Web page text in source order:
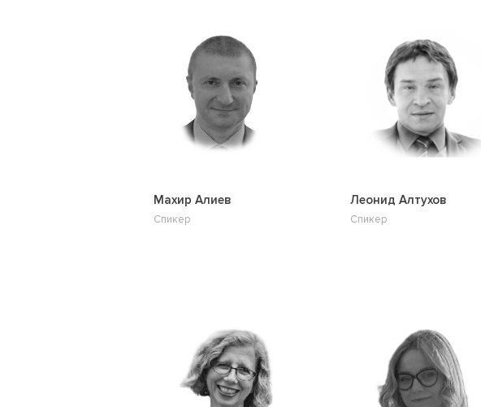
Махир Алиев
Спикер
Леонид Алтухов
Спикер